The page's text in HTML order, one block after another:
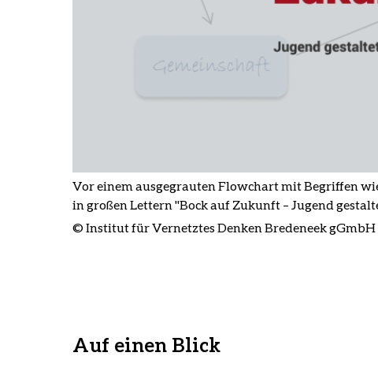
Vor einem ausgegrauten Flowchart mit Begriffen
in großen Lettern "Bock auf Zukunft – Jugend
© Institut für Vernetztes Denken Bredeneek gGmbH
Auf einen Blick